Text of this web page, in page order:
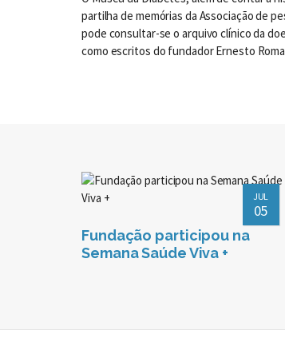
partilha de memórias da Associação de
pode consultar-se o arquivo clínico da
como escritos do fundador Ernesto Roma
JUL
05
Fundação participou na
Semana Saúde Viva +